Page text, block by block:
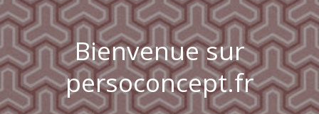
Bienvenue sur
persoconcept.fr